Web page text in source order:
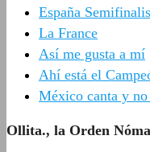
España
La France
Así me gusta a mí
Ahí está el
México canta y
Ollita., la Orden